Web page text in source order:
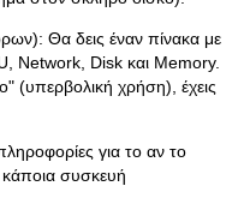
Θα δεις έναν πίνακα με
Network, Disk και Memory.
(υπερβολική χρήση), έχεις
για το αν το
συσκευή